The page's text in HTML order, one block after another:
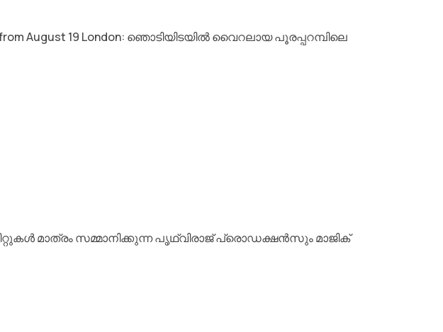
from August 19 London: ഞൊടിയിടയില്‍ വൈറലായ പൂരപ്പറമ്പിലെ
ഹിറ്റുകൾ മാത്രം സമ്മാനിക്കുന്ന പൃഥ്വിരാജ് പ്രൊഡക്ഷൻസും മാജിക്